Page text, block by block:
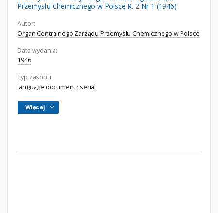
Przemysłu Chemicznego w Polsce R. 2 Nr 1 (1946)
Autor:
Organ Centralnego Zarządu Przemysłu Chemicznego w Polsce
Data wydania:
1946
Typ zasobu:
language document ; serial
Więcej